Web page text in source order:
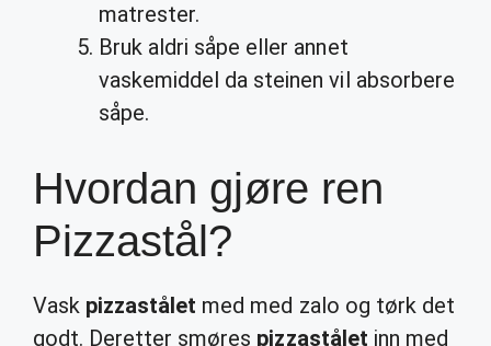
matrester.
Bruk aldri såpe eller annet
vaskemiddel da steinen vil absorbere
såpe.
Hvordan gjøre ren
Pizzastål?
Vask pizzastålet med med zalo og tørk det
godt. Deretter smøres pizzastålet inn med